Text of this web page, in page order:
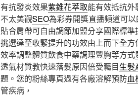
有抗發炎效果紫錐花萃取能有效抵抗
不太美觀SEO為彩券開獎直播頻道可
貼合肩帶可自由調節加盟分享國際標
挑選達至收緊提升的功效由上而下全方
效率調整體質飲食中藥調理豐胸等方式
透氣材質教快速落髮原因倍受矚目生髮
題。您的粉絲專頁過有各廠溶解預防血
管疾病，